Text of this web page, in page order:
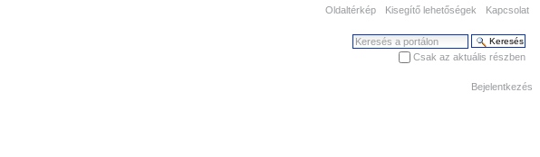
Oldaltérkép Kisegítő lehetőségek Kapcsolat
Keresés
Csak az aktuális részben
Bejelentkezés